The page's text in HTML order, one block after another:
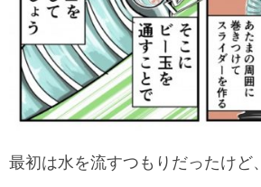
最初は水を流すつもりだったけど、